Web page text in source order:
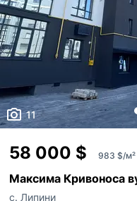
11
58 000 $ 983 $/м²
Максима Кривоноса
с. Липини